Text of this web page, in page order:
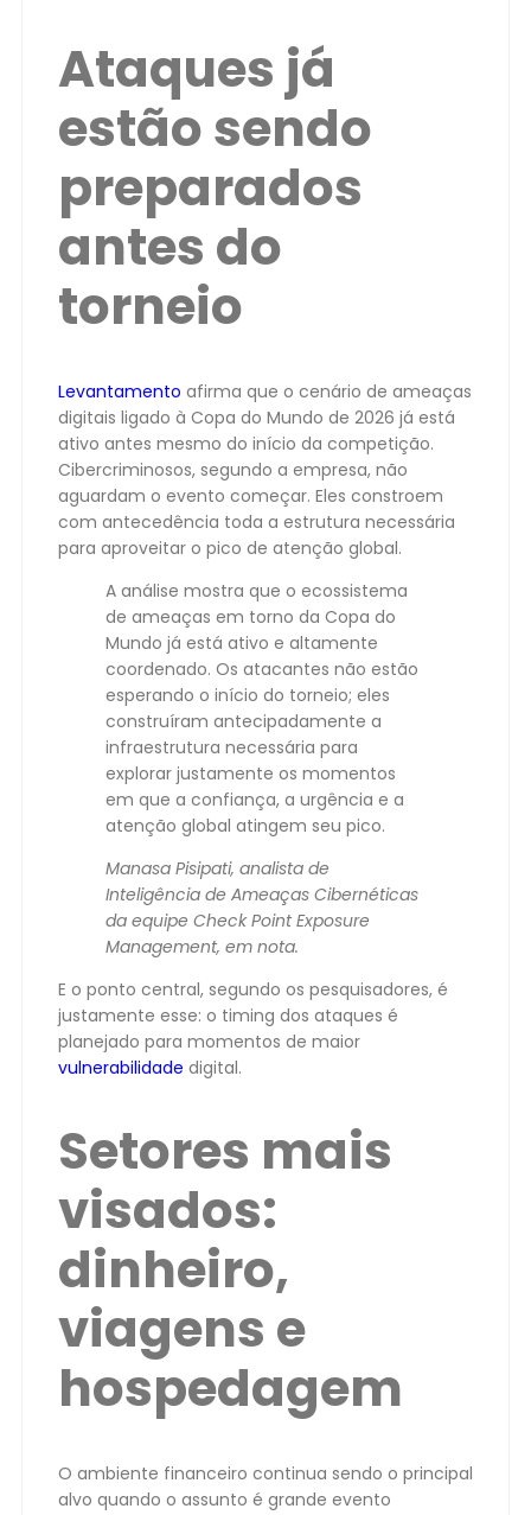
Ataques já
estão sendo
preparados
antes do
torneio
Levantamento afirma que o cenário de ameaças
digitais ligado à Copa do Mundo de 2026 já está
ativo antes mesmo do início da competição.
Cibercriminosos, segundo a empresa, não
aguardam o evento começar. Eles constroem
com antecedência toda a estrutura necessária
para aproveitar o pico de atenção global.
A análise mostra que o ecossistema
de ameaças em torno da Copa do
Mundo já está ativo e altamente
coordenado. Os atacantes não estão
esperando o início do torneio; eles
construíram antecipadamente a
infraestrutura necessária para
explorar justamente os momentos
em que a confiança, a urgência e a
atenção global atingem seu pico.
Manasa Pisipati, analista de
Inteligência de Ameaças Cibernéticas
da equipe Check Point Exposure
Management, em nota.
E o ponto central, segundo os pesquisadores, é
justamente esse: o timing dos ataques é
planejado para momentos de maior
vulnerabilidade digital.
Setores mais
visados:
dinheiro,
viagens e
hospedagem
O ambiente financeiro continua sendo o principal
alvo quando o assunto é grande evento